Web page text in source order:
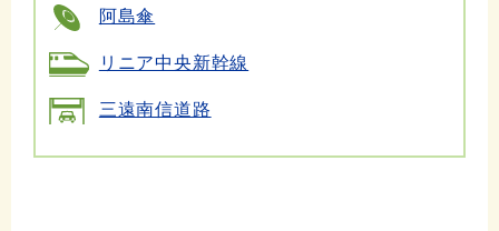
阿島傘
リニア中央新幹線
三遠南信道路